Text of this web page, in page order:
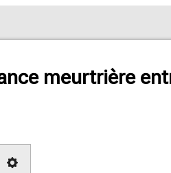
meurtrière